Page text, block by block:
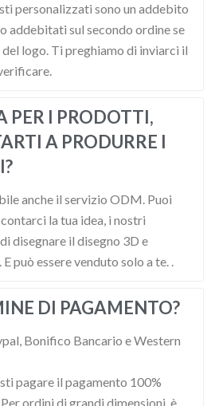
personalizzati sono un addebito
addebitati sul secondo ordine se
logo. Ti preghiamo di inviarci il
PER I PRODOTTI,
A PRODURRE I
anche il servizio ODM. Puoi
la tua idea, i nostri
disegnare il disegno 3D e
può essere venduto solo a te. .
DI PAGAMENTO?
Bonifico Bancario e Western
pagare il pagamento 100%
ordini di grandi dimensioni, è